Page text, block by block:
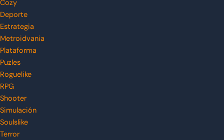
Cozy
Deporte
Estrategia
Metroidvania
Plataforma
Puzles
Roguelike
RPG
Shooter
Simulación
Soulslike
Terror